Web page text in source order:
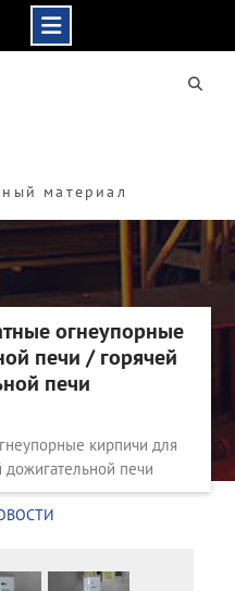
материал
огнеупорные
печи / горячей
печи
кирпичи для
печи